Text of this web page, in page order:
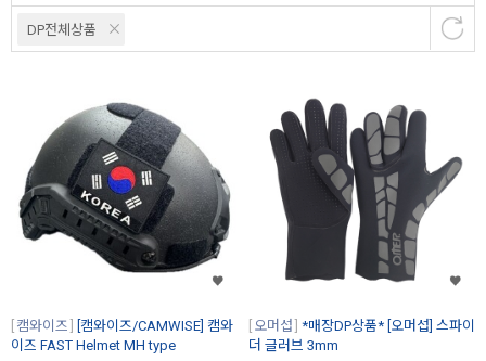
DP전체상품
캠와이즈
[캠와이즈/CAMWISE] 캠와
이즈 FAST Helmet MH type
오머섭 *매장DP상품* [오머섭] 스파이
더 글러브 3mm